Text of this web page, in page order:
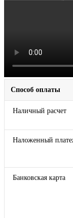
Способ оплаты
Наличный расчет
Наложенный
Банковская карта